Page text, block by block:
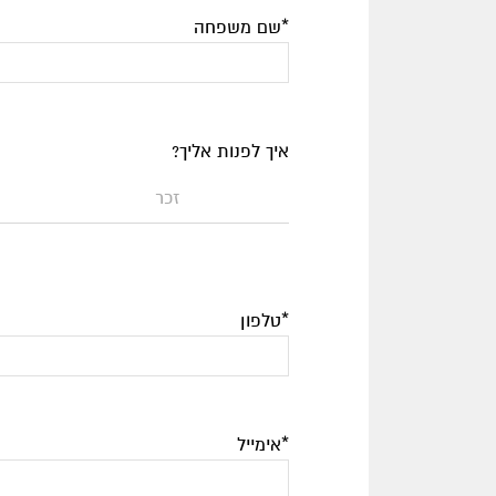
*שם משפחה
איך לפנות אליך?
זכר
*טלפון
*אימייל